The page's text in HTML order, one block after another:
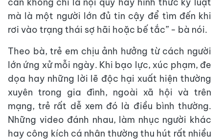
cần không chỉ là nội quy hay hình thức kỷ luật
mà là một người lớn đủ tin cậy để tìm đến khi
rơi vào trạng thái sợ hãi hoặc bế tắc” - bà nói.
Theo bà, trẻ em chịu ảnh hưởng từ cách người
lớn ứng xử mỗi ngày. Khi bạo lực, xúc phạm, đe
dọa hay những lời lẽ độc hại xuất hiện thường
xuyên trong gia đình, ngoài xã hội và trên
mạng, trẻ rất dễ xem đó là điều bình thường.
Những video đánh nhau, làm nhục người khác
hay công kích cá nhân thường thu hút rất nhiều